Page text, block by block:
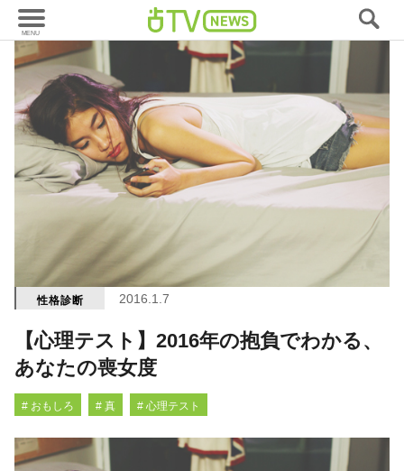
性格診断 2016.1.7
【心理テスト】2016年の抱負でわかる、
あなたの喪女度
# おもしろ # 真 # 心理テスト